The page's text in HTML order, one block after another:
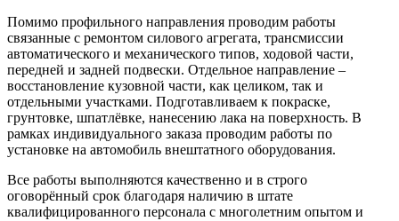
Помимо профильного направления проводим работы
связанные с ремонтом силового агрегата, трансмиссии
автоматического и механического типов, ходовой части,
передней и задней подвески. Отдельное направление –
восстановление кузовной части, как целиком, так и
отдельными участками. Подготавливаем к покраске,
грунтовке, шпатлёвке, нанесению лака на поверхность. В
рамках индивидуального заказа проводим работы по
установке на автомобиль внештатного оборудования.
Все работы выполняются качественно и в строго
оговорённый срок благодаря наличию в штате
квалифицированного персонала с многолетним опытом и